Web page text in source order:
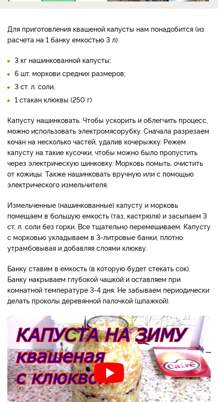
Для приготовления квашеной капусты нам понадобится (из
расчета на 1 банку емкостью 3 л):
3 кг нашинкованной капусты;
6 шт. моркови средних размеров;
3 ст. л. соли;
1 стакан клюквы (250 г)
Капусту нашинковать. Чтобы ускорить и облегчить процесс,
можно использовать электромясорубку. Сначала разрезаем
кочан на несколько частей, удалив кочерыжку. Режем
капусту на такие кусочки, чтобы можно было пропустить
через электрическую шинковку. Морковь помыть, очистить
от кожицы. Также нашинковать вручную или с помощью
электрического измельчителя.
Измельченные (нашинкованные) капусту и морковь
помещаем в большую емкость (таз, кастрюля) и засыпаем 3
ст. л. соли без горки. Все тщательно перемешиваем. Капусту
с морковью укладываем в 3-литровые банки, плотно
утрамбовывая и добавляя слоями клюкву.
Банку ставим в емкость (в которую будет стекать сок).
Банку накрываем глубокой чашкой и оставляем при
комнатной температуре 3-4 дня. Не забываем периодически
делать проколы деревянной палочкой (шпажкой).